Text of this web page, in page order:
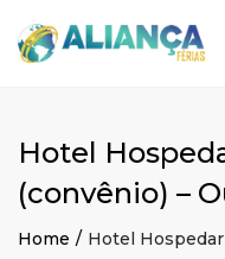
Hotel
(convênio) –
Home Hotel